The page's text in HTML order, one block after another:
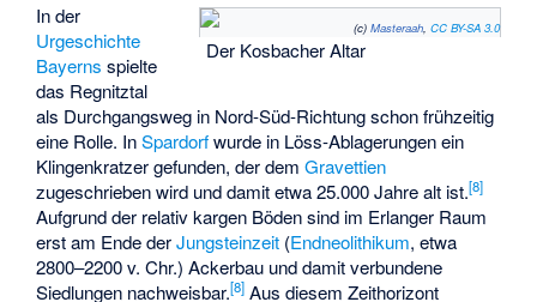
(c) Masteraah, CC BY-SA 3.0
Der Kosbacher Altar
In der
Urgeschichte
Bayerns spielte
das Regnitztal
als Durchgangsweg in Nord-Süd-Richtung schon frühzeitig
eine Rolle. InSpardorfwurde in Löss-Ablagerungen ein
Klingenkratzer gefunden, der demGravettien
zugeschrieben wird und damit etwa 25.000 Jahre alt ist.[8]
Aufgrund der relativ kargen Böden sind im Erlanger Raum
erst am Ende derJungsteinzeit (Endneolithikum, etwa
2800–2200 v. Chr.) Ackerbau und damit verbundene
Siedlungen nachweisbar.[8] Aus diesem Zeithorizont